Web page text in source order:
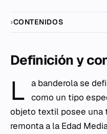
CONTENIDOS
Definición y
L a banderola se
como un tipo
objeto textil posee una
remonta a la Edad